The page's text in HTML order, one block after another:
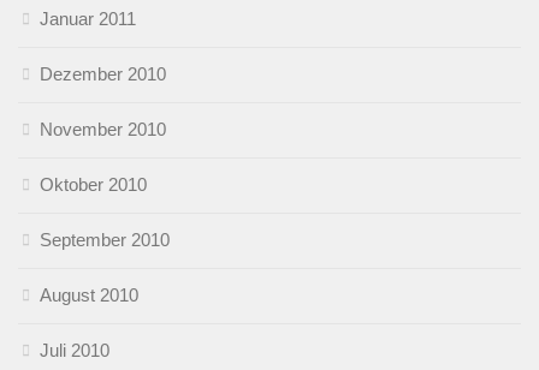
Januar 2011
Dezember 2010
November 2010
Oktober 2010
September 2010
August 2010
Juli 2010